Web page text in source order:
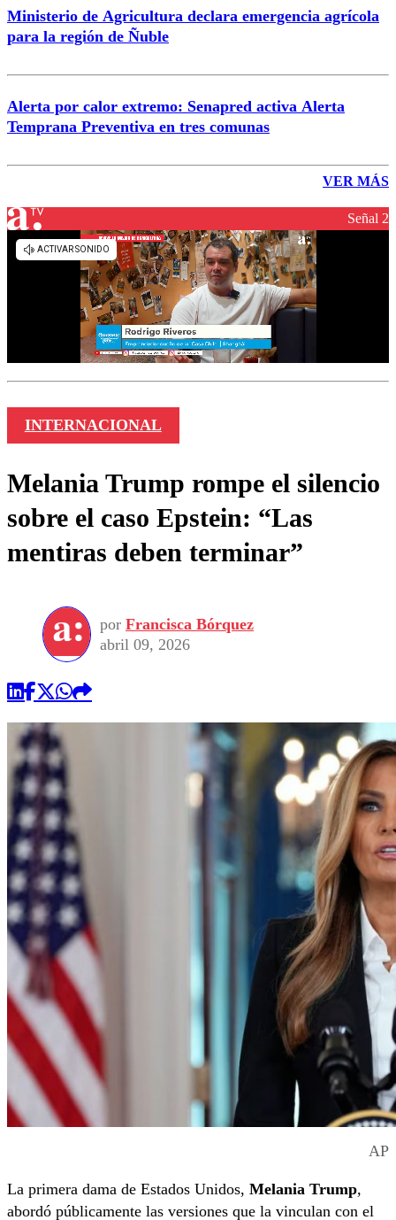
Ministerio de Agricultura declara emergencia agrícola
para la región de Ñuble
Alerta por calor extremo: Senapred activa Alerta
Temprana Preventiva en tres comunas
VER MÁS
Señal 2
INTERNACIONAL
Melania Trump rompe el silencio
sobre el caso Epstein: “Las
mentiras deben terminar”
por Francisca Bórquez
abril 09, 2026
AP
La primera dama de Estados Unidos, Melania Trump,
abordó públicamente las versiones que la vinculan con el